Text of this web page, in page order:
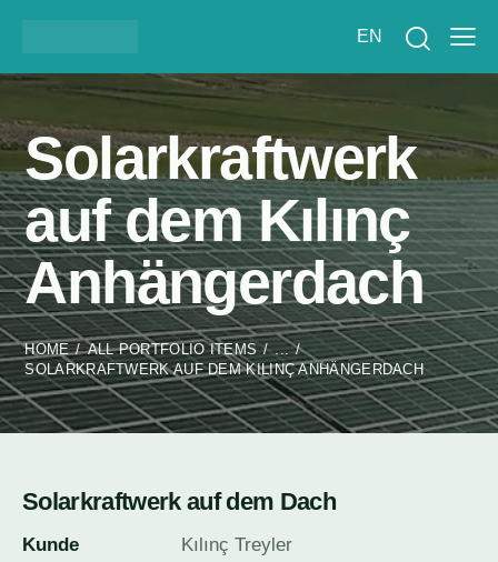
EN
Solarkraftwerk
auf dem Kılınç
Anhängerdach
HOME ALL PORTFOLIO ITEMS
...
SOLARKRAFTWERK AUF DEM KILINÇ ANHÄNGERDACH
Solarkraftwerk auf dem Dach
Kunde
Kılınç Treyler